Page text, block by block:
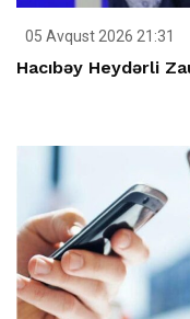
05 Avqust 2026 21:31
Hacıbəy Heydərli